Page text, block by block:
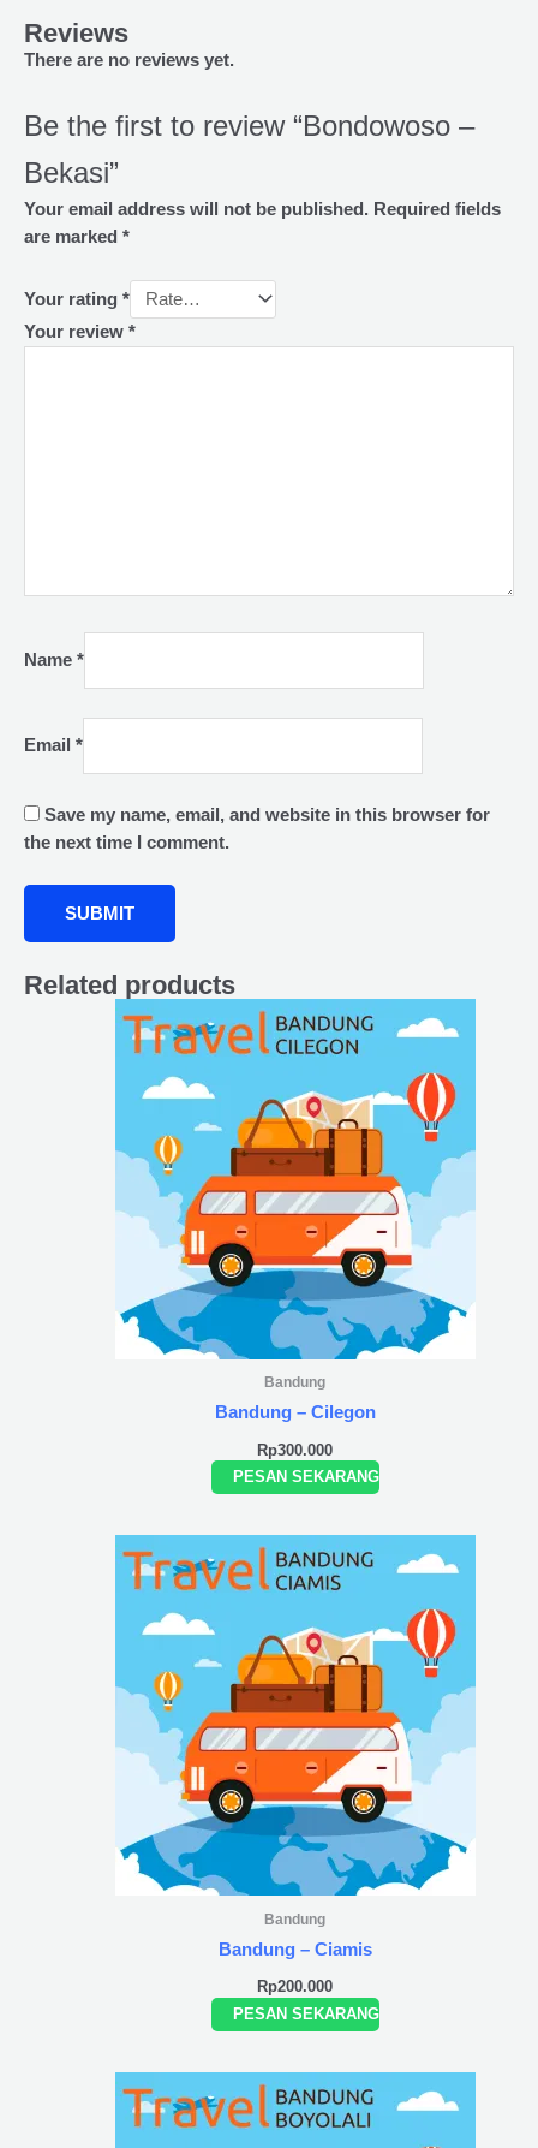
Reviews
There are no reviews yet.
Be the first to review “Bondowoso –
Bekasi”
Your email address will not be published. Required fields
are marked *
Your rating *
Your review *
Name *
Email *
Save my name, email, and website in this browser for
the next time I comment.
Related products
Bandung
Bandung – Cilegon
Rp300.000
PESAN SEKARANG
Bandung
Bandung – Ciamis
Rp200.000
PESAN SEKARANG